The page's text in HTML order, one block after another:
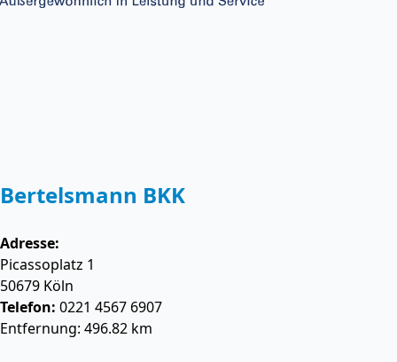
Bertelsmann BKK
Adresse:
Picassoplatz 1
50679 Köln
Telefon: 0221 4567 6907
Entfernung: 496.82 km